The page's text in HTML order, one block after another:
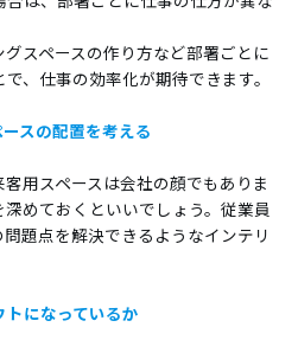
スペースの作り方など部署ごとに
、仕事の効率化が期待できます。
スの配置を考える
用スペースは会社の顔でもありま
めておくといいでしょう。従業員
題点を解決できるようなインテリ
になっているか